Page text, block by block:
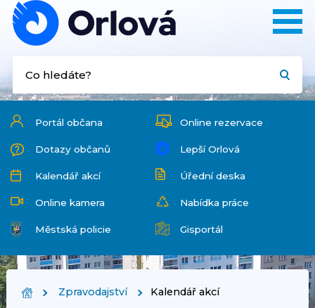
Portál občana Online rezervace
Dotazy občanů Lepší Orlová
Kalendář akcí Úřední deska
Online kamera Nabídka práce
Městská policie Gisportál
Zpravodajství Kalendář akcí